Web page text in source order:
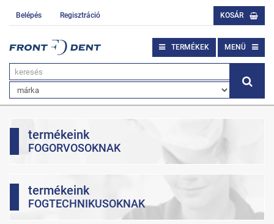
Belépés Regisztráció KOSÁR
TERMÉKEK MENÜ
termékeink
FOGORVOSOKNAK
termékeink
FOGTECHNIKUSOKNAK